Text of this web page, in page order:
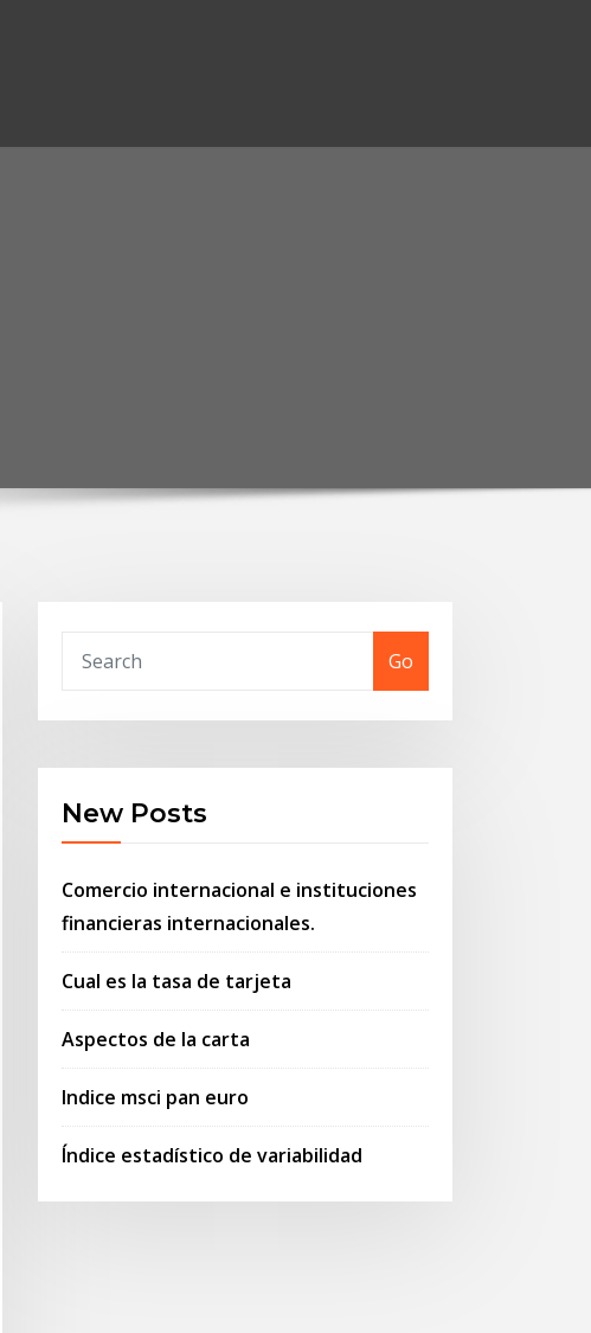
Go
New Posts
Comercio internacional e instituciones
financieras internacionales.
Cual es la tasa de tarjeta
Aspectos de la carta
Indice msci pan euro
Índice estadístico de variabilidad